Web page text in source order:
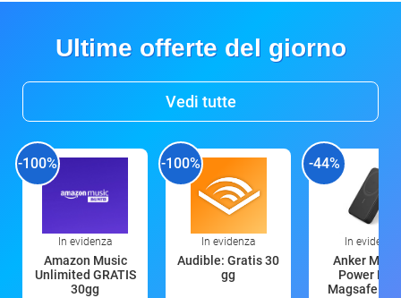
Ultime offerte del giorno
Vedi tutte
-100%
In evidenza
Amazon Music
Unlimited GRATIS
30gg
-100%
In evidenza
Audible: Gratis 30
gg
-44%
In evidenza
Anker
Power
Magsafe